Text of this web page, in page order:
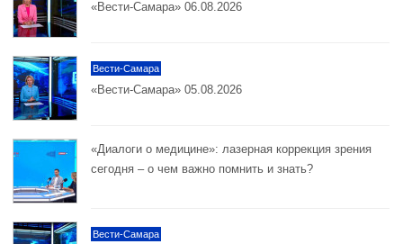
«Вести-Самара» 06.08.2026
Вести-Самара
«Вести-Самара» 05.08.2026
«Диалоги о медицине»: лазерная коррекция зрения
сегодня – о чем важно помнить и знать?
Вести-Самара